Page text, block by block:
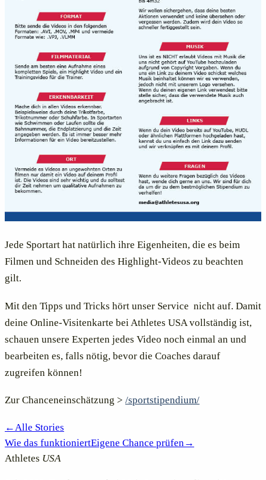
Jede Sportart hat natürlich ihre Eigenheiten, die es beim
Filmen und Schneiden des Highlight-Videos zu beachten
gilt.
Mit den Tipps und Tricks hört unser Service nicht auf. Damit
deine Online-Visitenkarte bei Athletes USA vollständig ist,
schauen unsere Experten jedes Video noch einmal an und
bearbeiten es, falls nötig, bevor die Coaches darauf
zugreifen können!
Zur Chanceneinschätzung > /sportstipendium/
←Alle Stories
Wie das funktioniertEigene Chance prüfen→
Athletes USA